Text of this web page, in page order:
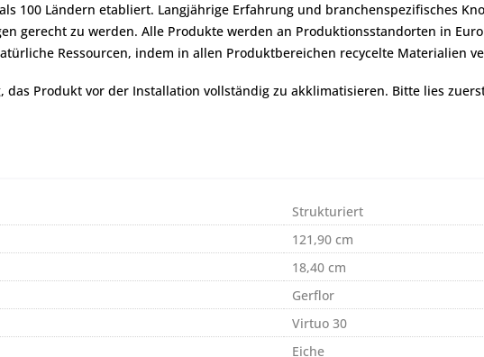
100 Ländern etabliert. Langjährige Erfahrung und branchenspezifisches
gerecht zu werden. Alle Produkte werden an Produktionsstandorten in
Ressourcen, indem in allen Produktbereichen recycelte Materialien
das Produkt vor der Installation vollständig zu akklimatisieren. Bitte lies
Strukturiert
121,90 cm
18,40 cm
Gerflor
Virtuo 30
Eiche